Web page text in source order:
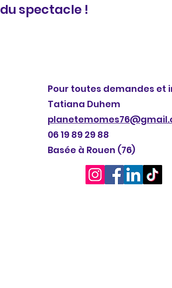
du spectacle !
Pour toutes demandes et
Tatiana Duhem
06 19 89 29 88
Basée à Rouen (76)